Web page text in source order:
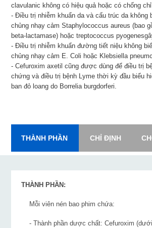
clavulanic không có hiệu quả hoặc có chống
- Điều trị nhiễm khuẩn da và cấu trúc da không
chủng nhạy cảm Staphylococcus aureus (bao
beta-lactamase) hoặc treptococcus
- Điều trị nhiễm khuẩn đường tiết niệu không
chủng nhạy cảm E. Coli hoặc Klebsiella
- Cefuroxim axetil cũng được dùng để điều trị
chứng và điều trị bệnh Lyme thời kỳ đầu biểu
ban đỏ loang do Borrelia burgdorferi.
THÀNH PHẦN CHỈ ĐỊNH
THÀNH PHẦN:
Mỗi viên nén bao phim chứa:
- Thành phần dược chất: Cefuroxim (dưới